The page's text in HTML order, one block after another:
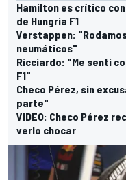
Hamilton es crítico
de Hungría F1
Verstappen:
neumáticos"
Ricciardo: "Me sentí
F1"
Checo Pérez, sin
parte"
VIDEO: Checo Pérez
verlo chocar